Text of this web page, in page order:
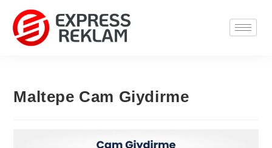
Maltepe Cam Giydirme